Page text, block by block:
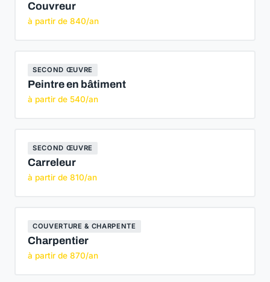
Couvreur
à partir de 840/an
SECOND ŒUVRE
Peintre en bâtiment
à partir de 540/an
SECOND ŒUVRE
Carreleur
à partir de 810/an
COUVERTURE & CHARPENTE
Charpentier
à partir de 870/an